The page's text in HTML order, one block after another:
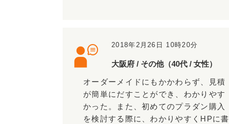
2018年2月26日 10時20分
大阪府 / その他（40代 / 女性）
オーダーメイドにもかかわらず、見積
が簡単にだすことができ、わかりやす
かった。また、初めてのプラダン購入
を検討する際に、わかりやすくHPに書